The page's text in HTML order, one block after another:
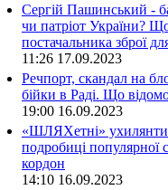
Сергій Пашинський -
чи патріот України?
постачальника зброї
11:26 17.09.2023
Речпорт, скандал на
бійки в Раді. Що
19:00 16.09.2023
«ШЛЯХетні» ухилянти.
подробиці популярної
кордон
14:10 16.09.2023